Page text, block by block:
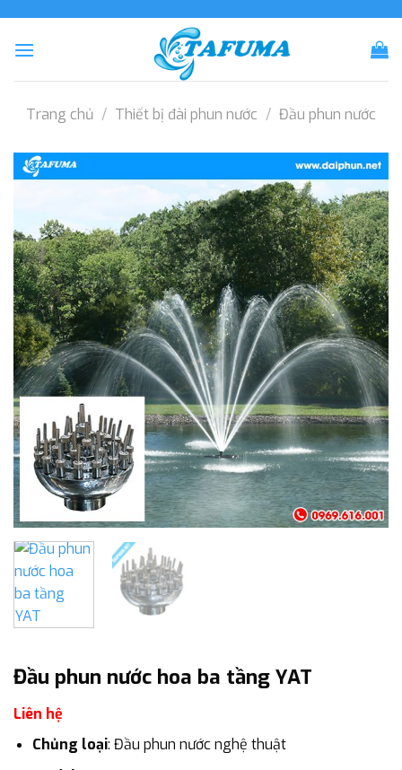
content
Trang chủ / Thiết bị đài phun nước / Đầu phun nước
Đầu phun nước hoa ba tầng YAT
Liên hệ
Chủng loại: Đầu phun nước nghệ thuật